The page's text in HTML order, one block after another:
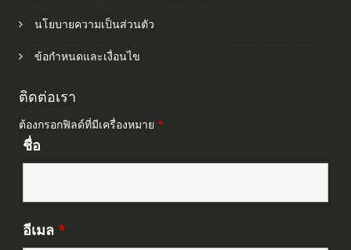
นโยบายความเป็นส่วนตัว
ข้อกำหนดและเงื่อนไข
ติดต่อเรา
ต้องกรอกฟิลด์ที่มีเครื่องหมาย *
ชื่อ
อีเมล *